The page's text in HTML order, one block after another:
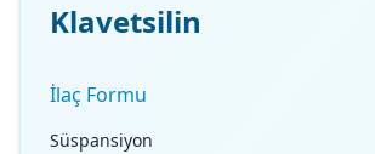
Klavetsilin
İlaç Formu
Süspansiyon